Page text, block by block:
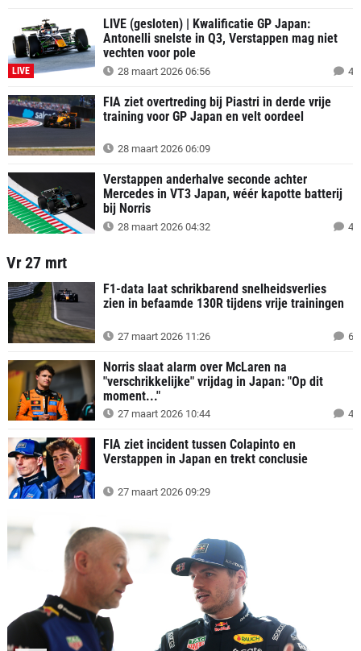
LIVE
LIVE (gesloten) | Kwalificatie GP Japan:
Antonelli snelste in Q3, Verstappen mag niet
vechten voor pole
28 maart 2026 06:56 4
FIA ziet overtreding bij Piastri in derde vrije
training voor GP Japan en velt oordeel
28 maart 2026 06:09
Verstappen anderhalve seconde achter
Mercedes in VT3 Japan, wéér kapotte batterij
bij Norris
28 maart 2026 04:32 4
Vr 27 mrt
F1-data laat schrikbarend snelheidsverlies
zien in befaamde 130R tijdens vrije trainingen
27 maart 2026 11:26 6
Norris slaat alarm over McLaren na
"verschrikkelijke" vrijdag in Japan: "Op dit
moment..."
27 maart 2026 10:44 4
FIA ziet incident tussen Colapinto en
Verstappen in Japan en trekt conclusie
27 maart 2026 09:29